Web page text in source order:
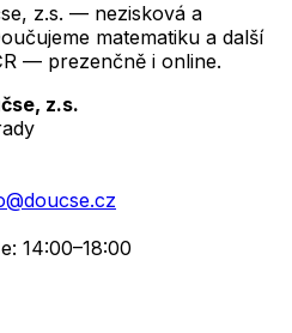
z.s. — nezisková a
matematiku a další
— prezenčně i online.
z.s.
14:00–18:00